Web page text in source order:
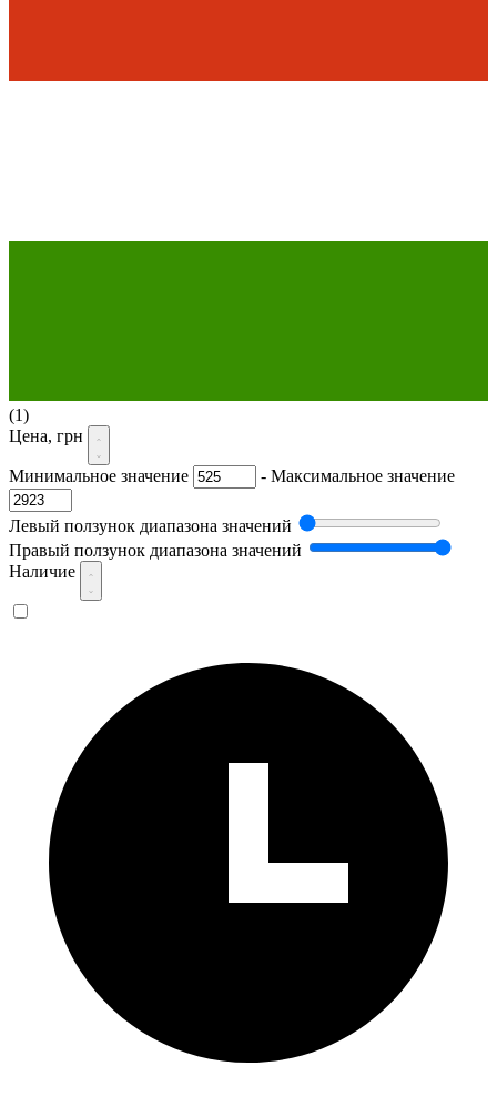
(1)
Цена, грн
Минимальное значение - Максимальное значение
Левый ползунок диапазона значений
Правый ползунок диапазона значений
Наличие